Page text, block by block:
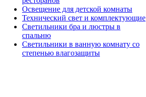
Освещение для детской комнаты
Технический свет и комплектующие
Светильники бра и люстры в
спальню
Светильники в ванную комнату со
степенью влагозащиты